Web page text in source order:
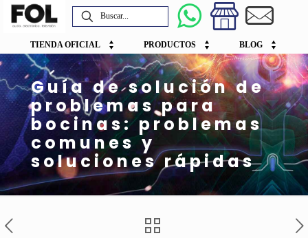
TIENDA OFICIAL PRODUCTOS BLOG
Guía de solución de
problemas para
bocinas: problemas
comunes y
soluciones rápidas